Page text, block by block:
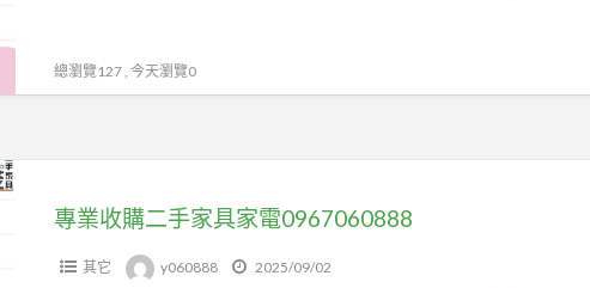
總瀏覽127 , 今天瀏覽0
專業收購二手家具家電0967060888
其它 y060888 2025/09/02